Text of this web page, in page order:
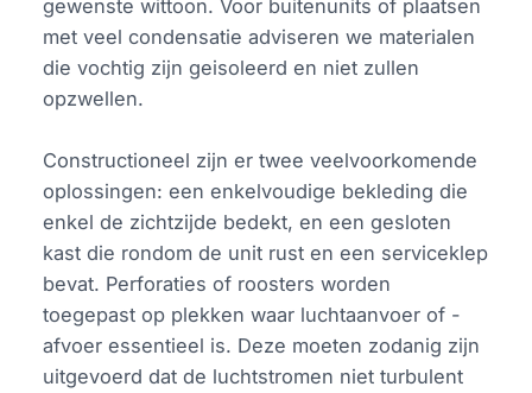
gewenste wittoon. Voor buitenunits of plaatsen
met veel condensatie adviseren we materialen
die vochtig zijn geisoleerd en niet zullen
opzwellen.
Constructioneel zijn er twee veelvoorkomende
oplossingen: een enkelvoudige bekleding die
enkel de zichtzijde bedekt, en een gesloten
kast die rondom de unit rust en een serviceklep
bevat. Perforaties of roosters worden
toegepast op plekken waar luchtaanvoer of -
afvoer essentieel is. Deze moeten zodanig zijn
uitgevoerd dat de luchtstromen niet turbulent